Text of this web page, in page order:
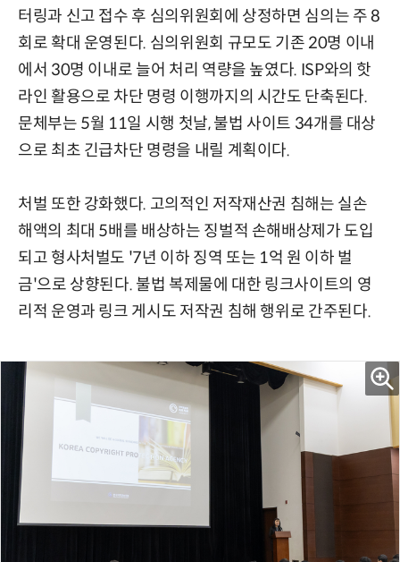
터링과 신고 접수 후 심의위원회에 상정하면 심의는 주 8
회로 확대 운영된다. 심의위원회 규모도 기존 20명 이내
에서 30명 이내로 늘어 처리 역량을 높였다. ISP와의 핫
라인 활용으로 차단 명령 이행까지의 시간도 단축된다.
문체부는 5월 11일 시행 첫날, 불법 사이트 34개를 대상
으로 최초 긴급차단 명령을 내릴 계획이다.
처벌 또한 강화했다. 고의적인 저작재산권 침해는 실손
해액의 최대 5배를 배상하는 징벌적 손해배상제가 도입
되고 형사처벌도 '7년 이하 징역 또는 1억 원 이하 벌
금'으로 상향된다. 불법 복제물에 대한 링크사이트의 영
리적 운영과 링크 게시도 저작권 침해 행위로 간주된다.